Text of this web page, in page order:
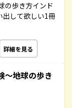
の歩き方インド
して欲しい1冊
詳細を見る
～地球の歩き